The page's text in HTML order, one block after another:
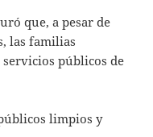
que, a pesar de
las familias
públicos de
limpios y